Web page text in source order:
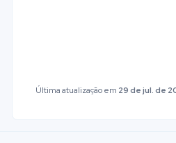
Última atualizaçãoem 29 de jul. de